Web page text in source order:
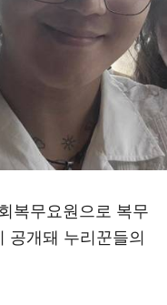
복무요원으로 복무
공개돼 누리꾼들의